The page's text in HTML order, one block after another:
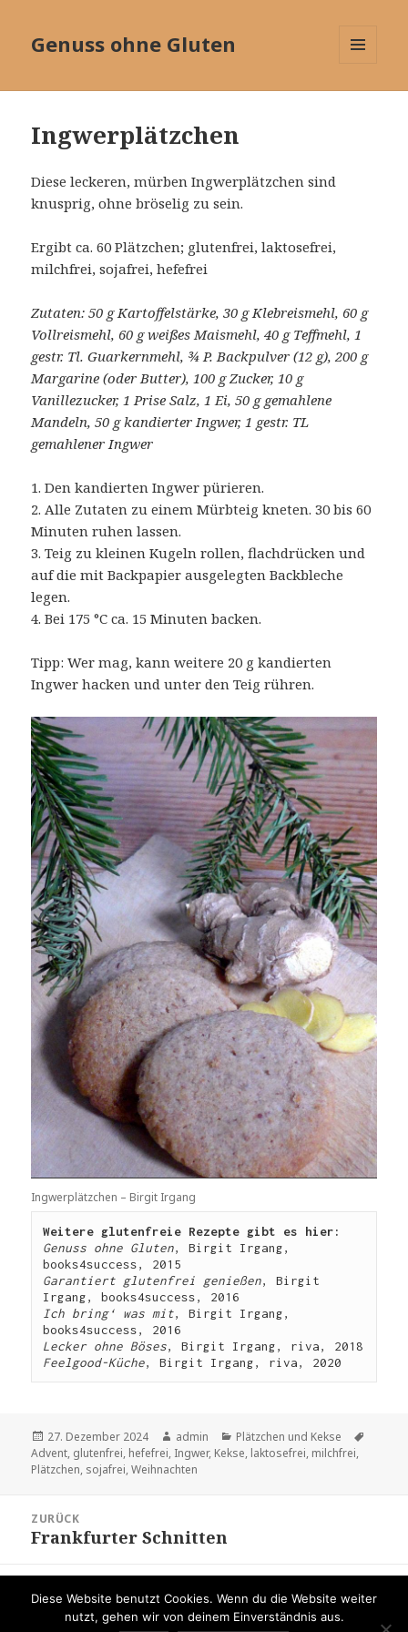
Genuss ohne Gluten
Ingwerplätzchen
Diese leckeren, mürben Ingwerplätzchen sind
knusprig, ohne bröselig zu sein.
Ergibt ca. 60 Plätzchen; glutenfrei, laktosefrei,
milchfrei, sojafrei, hefefrei
Zutaten: 50 g Kartoffelstärke, 30 g Klebreismehl, 60 g
Vollreismehl, 60 g weißes Maismehl, 40 g Teffmehl, 1
gestr. Tl. Guarkernmehl, ¾ P. Backpulver (12 g), 200 g
Margarine (oder Butter), 100 g Zucker, 10 g
Vanillezucker, 1 Prise Salz, 1 Ei, 50 g gemahlene
Mandeln, 50 g kandierter Ingwer, 1 gestr. TL
gemahlener Ingwer
1. Den kandierten Ingwer pürieren.
2. Alle Zutaten zu einem Mürbteig kneten. 30 bis 60
Minuten ruhen lassen.
3. Teig zu kleinen Kugeln rollen, flachdrücken und
auf die mit Backpapier ausgelegten Backbleche
legen.
4. Bei 175 °C ca. 15 Minuten backen.
Tipp: Wer mag, kann weitere 20 g kandierten
Ingwer hacken und unter den Teig rühren.
Ingwerplätzchen – Birgit Irgang
Weitere glutenfreie Rezepte gibt es hier:
Genuss ohne Gluten, Birgit Irgang,
books4success, 2015
Garantiert glutenfrei genießen, Birgit
Irgang, books4success, 2016
Ich bring‘ was mit, Birgit Irgang,
books4success, 2016
Lecker ohne Böses, Birgit Irgang, riva, 2018
Feelgood-Küche, Birgit Irgang, riva, 2020
Veröffentlicht
am
27. Dezember 2024 Autor
admin Kategorien
Plätzchen und Kekse
Advent, glutenfrei, hefefrei, Ingwer, Kekse, laktosefrei, milchfrei,
Plätzchen, sojafrei,Weihnachten
ZURÜCK
Vorheriger
Frankfurter Schnitten
Nächster
Schoko-Tarte
Diese Website benutzt Cookies. Wenn du die Website weiter
nutzt, gehen wir von deinem Einverständnis aus.